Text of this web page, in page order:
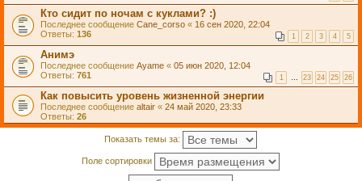
Кто сидит по ночам с куклами? :)
Последнее сообщение Cane_corso « 16 сен 2020, 22:04
Ответы: 136 1 2 3 4 5
Анимэ
Последнее сообщение Ayame « 05 июн 2020, 12:04
Ответы: 761 1 … 23 24 25 26
Как повысить уровень жизненной энергии
Последнее сообщение altair « 24 май 2020, 23:33
Ответы: 26
Показать темы за:
Поле сортировки